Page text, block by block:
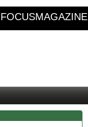
FOCUSMAGAZINE